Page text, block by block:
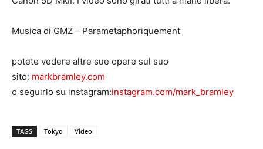
Musica di GMZ – Parametaphoriquement
potete vedere altre sue opere sul suo
sito: markbramley.com
o seguirlo su instagram:instagram.com/mark_bramley
TAGS Tokyo Video